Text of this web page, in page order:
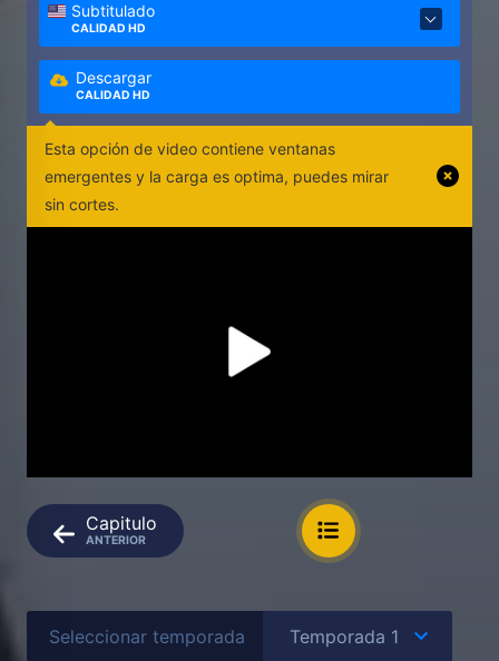
Subtitulado
CALIDAD HD
Descargar
CALIDAD HD
Esta opción de video contiene ventanas
emergentes y la carga es optima, puedes mirar
sin cortes.
Capitulo
ANTERIOR
Seleccionar temporada